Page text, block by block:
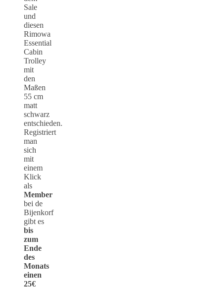
Sale
und
diesen
Rimowa
Essential
Cabin
Trolley
mit
den
Maßen
55 cm
matt
schwarz
entschieden.
Registriert
man
sich
mit
einem
Klick
als
Member
bei de
Bijenkorf
gibt es
bis
zum
Ende
des
Monats
einen
25€